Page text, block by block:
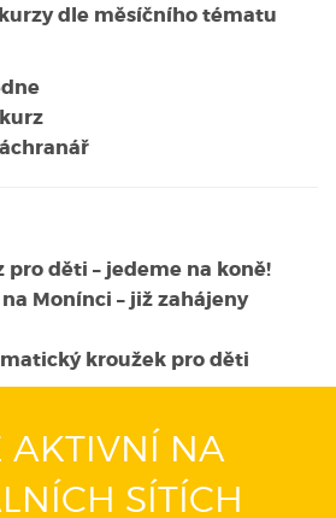
dle měsíčního tématu
pro děti – jedeme na koně!
Monínci – již zahájeny
kroužek pro děti
AKTIVNÍ NA
SÍTÍCH